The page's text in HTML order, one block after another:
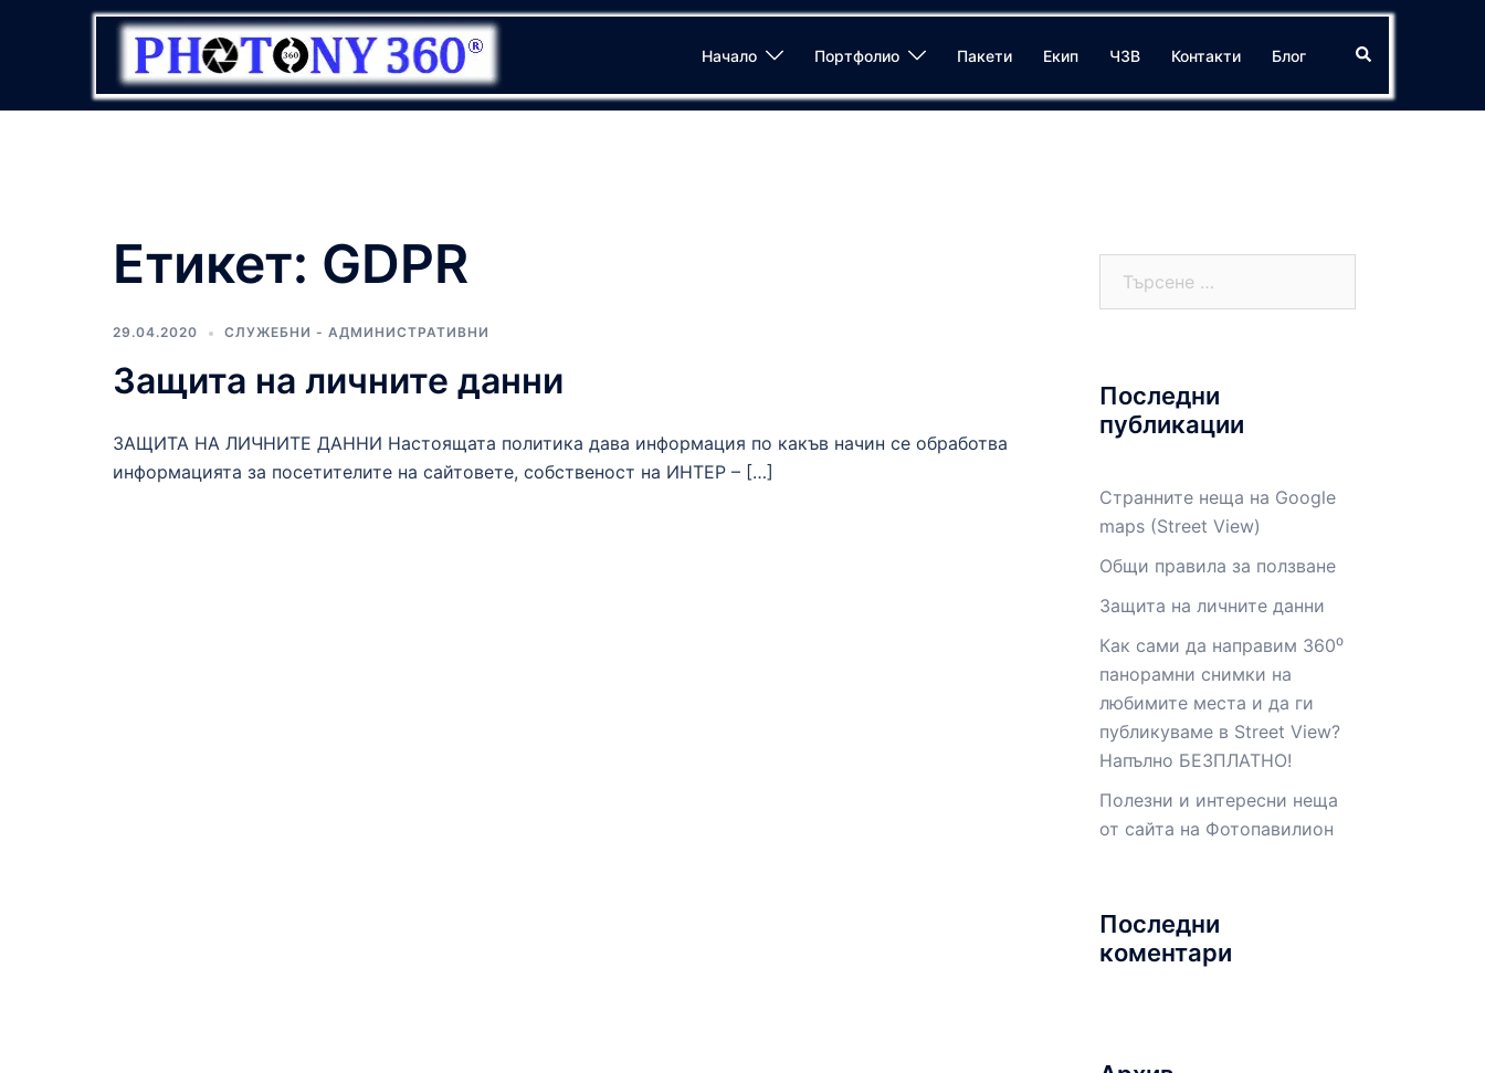
Начало Портфолио Пакети Екип ЧЗВ Контакти Блог Search
Етикет: GDPR
29.04.2020 СЛУЖЕБНИ - АДМИНИСТРАТИВНИ
Защита на личните данни
ЗАЩИТА НА ЛИЧНИТЕ ДАННИ Настоящата политика дава информация по какъв начин се обработва
информацията за посетителите на сайтовете, собственост на ИНТЕР – […]
Последни
публикации
Странните неща на Google
maps (Street View)
Общи правила за ползване
Защита на личните данни
Как сами да направим 360⁰
панорамни снимки на
любимите места и да ги
публикуваме в Street View?
Напълно БЕЗПЛАТНО!
Полезни и интересни неща
от сайта на Фотопавилион
Последни
коментари